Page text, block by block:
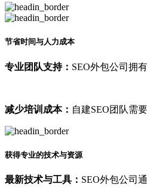
节省时间与人力成本
专业团队支持： SEO外包公司拥
减少培训成本： 自建SEO团队需
获得专业的技术与资源
最新技术与工具： SEO外包公司